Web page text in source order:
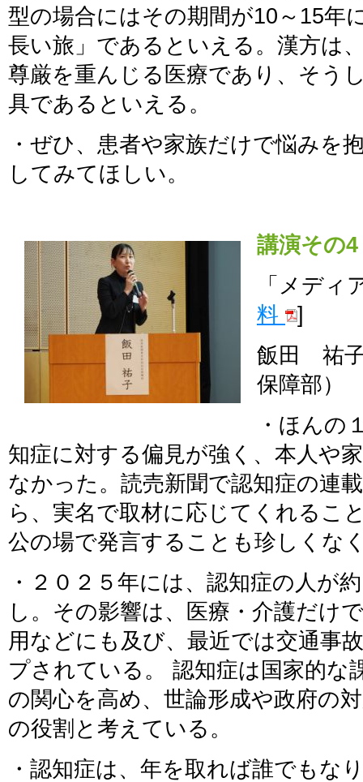
型の場合にはその期間が10～15年
長い旅」であるといえる。漢方は
尊厳を重んじる医療であり、そう
具であるといえる。
・ぜひ、患者や家族だけで悩みを
してみてほしい。
講演その4
「メディ
料
]
飯田 祐
保障部）
・ほんの
知症に対する偏見が強く、本人や
なかった。読売新聞で認知症の連
ら、実名で取材に応じてくれるこ
公の場で発言することも珍しくな
・２０２５年には、認知症の人が
し。その影響は、医療・介護だけ
用などにも及び、最近では交通事
プされている。 認知症は国家的な
の関心を高め、世論形成や政府の
の役割と考えている。
・認知症は、年を取れば誰でもな